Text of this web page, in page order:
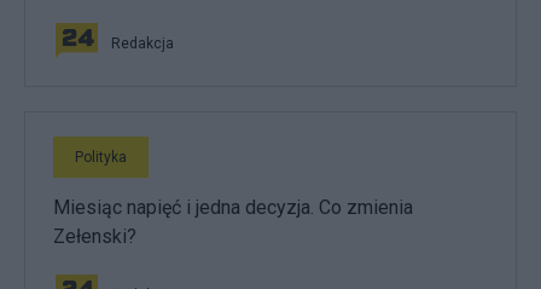
Redakcja
Polityka
Miesiąc napięć i jedna decyzja. Co zmienia
Zełenski?